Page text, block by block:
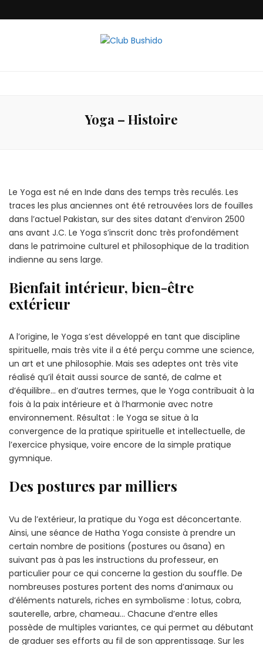
Yoga – Histoire
Le Yoga est né en Inde dans des temps très reculés. Les
traces les plus anciennes ont été retrouvées lors de fouilles
dans l’actuel Pakistan, sur des sites datant d’environ 2500
ans avant J.C. Le Yoga s’inscrit donc très profondément
dans le patrimoine culturel et philosophique de la tradition
indienne au sens large.
Bienfait intérieur, bien-être
extérieur
A l’origine, le Yoga s’est développé en tant que discipline
spirituelle, mais très vite il a été perçu comme une science,
un art et une philosophie. Mais ses adeptes ont très vite
réalisé qu’il était aussi source de santé, de calme et
d’équilibre… en d’autres termes, que le Yoga contribuait à la
fois à la paix intérieure et à l’harmonie avec notre
environnement. Résultat : le Yoga se situe à la
convergence de la pratique spirituelle et intellectuelle, de
l’exercice physique, voire encore de la simple pratique
gymnique.
Des postures par milliers
Vu de l’extérieur, la pratique du Yoga est déconcertante.
Ainsi, une séance de Hatha Yoga consiste à prendre un
certain nombre de positions (postures ou âsana) en
suivant pas à pas les instructions du professeur, en
particulier pour ce qui concerne la gestion du souffle. De
nombreuses postures portent des noms d’animaux ou
d’éléments naturels, riches en symbolisme : lotus, cobra,
sauterelle, arbre, chameau… Chacune d’entre elles
possède de multiples variantes, ce qui permet au débutant
de graduer ses efforts au fil de son apprentissage. Sur les